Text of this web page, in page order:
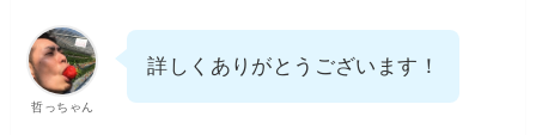
哲っちゃん
詳しくありがとうございます！